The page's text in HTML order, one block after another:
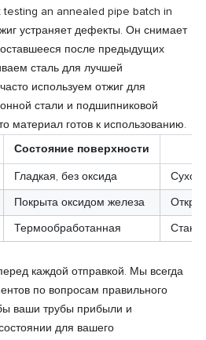
an annealed pipe batch in
устраняет дефекты. Он снимает
после предыдущих
сталь для лучшей
используем отжиг для
стали и подшипниковой
материал готов к использованию.
Состояние поверхности
Гладкая, без оксида Сухой
Покрыта оксидом железа
Термообработанная
каждой отправкой. Мы всегда
по вопросам правильного
ваши трубы прибыли и
для вашего